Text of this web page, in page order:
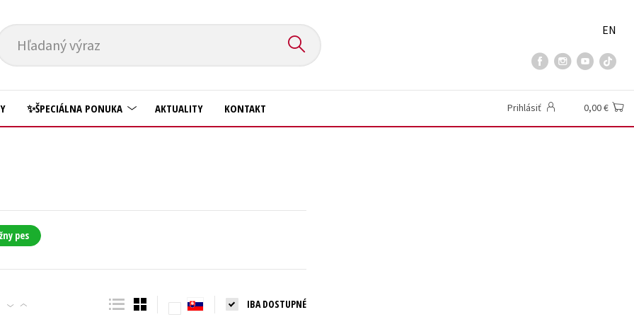
Hľadaný výraz
EN
Kuchárske knihy
New Adult
Obchod a ekonómia
Prírodné vedy
✨ŠPECIÁLNA PONUKA AKTUALITY KONTAKT Prihlásiť 0,00 €
pes
IBA DOSTUPNÉ